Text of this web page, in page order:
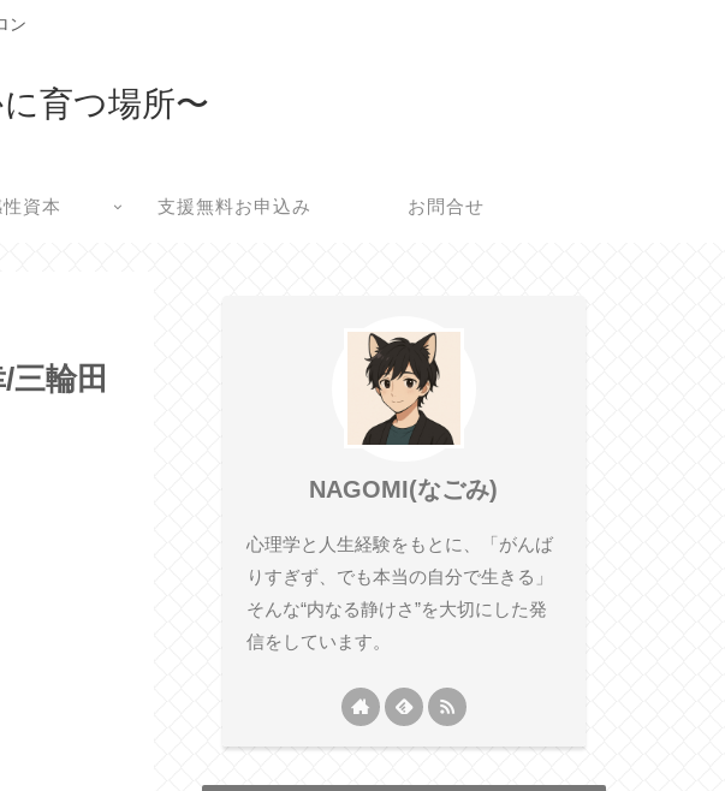
ン
育つ場所〜
性資本 支援無料お申込み お問合せ
三輪田
NAGOMI(なごみ)
心理学と人生経験をもとに、「がんば
りすぎず、でも本当の自分で生きる」
そんな“内なる静けさ”を大切にした発
信をしています。